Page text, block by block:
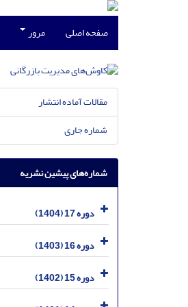
صفحه اصلی مرور
مقالات آماده انتشار
شماره جاری
شماره‌های پیشین نشریه
دوره 17 (1404)
دوره 16 (1403)
دوره 15 (1402)